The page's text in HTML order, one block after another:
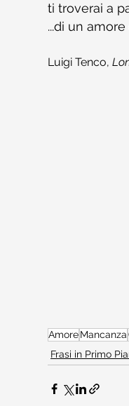
ti troverai a
...di un
Luigi Tenco,
AmoreMancanza
Frasi in Primo